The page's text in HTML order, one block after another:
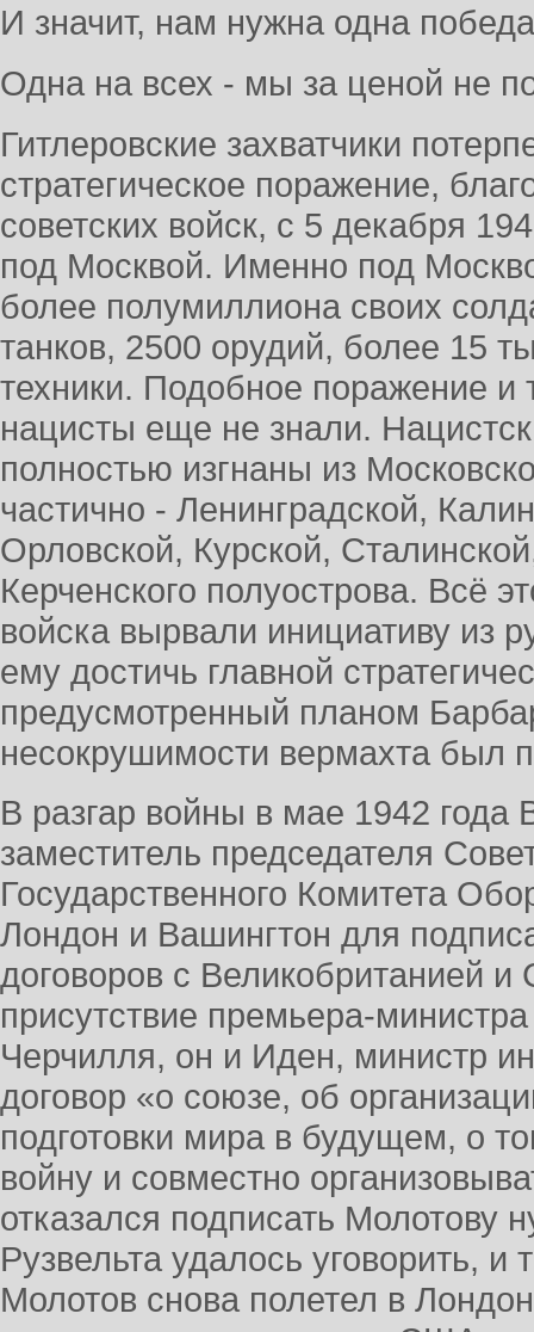
И значит, нам нужна одна
Одна на всех - мы за ценой не
Гитлеровские захватчики
стратегическое поражение,
советских войск, с 5 декабря
под Москвой. Именно под
более полумиллиона своих
танков, 2500 орудий, более 15
техники. Подобное поражение и
нацисты еще не знали.
полностью изгнаны из
частично - Ленинградской,
Орловской, Курской,
Керченского полуострова. Всё
войска вырвали инициативу из
ему достичь главной
предусмотренный планом
несокрушимости вермахта был
В разгар войны в мае 1942
заместитель председателя
Государственного Комитета
Лондон и Вашингтон для
договоров с Великобританией
присутствие премьера-
Черчилля, он и Иден, министр
договор «о союзе, об
подготовки мира в будущем, о
войну и совместно
отказался подписать Молотову
Рузвельта удалось уговорить, и
Молотов снова полетел в